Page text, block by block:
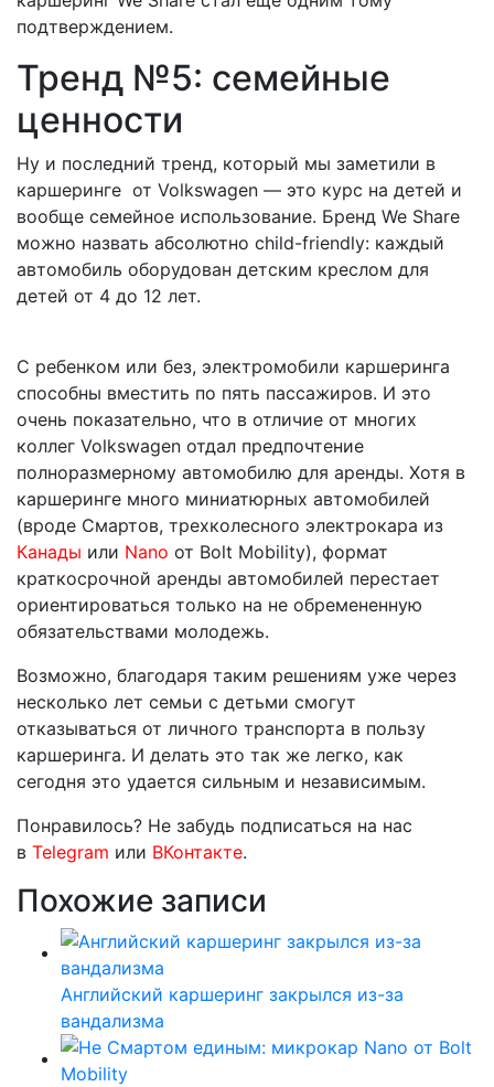
подтверждением.
Тренд №5: семейные
ценности
Ну и последний тренд, который мы заметили в
каршеринге от Volkswagen — это курс на детей и
вообще семейное использование. Бренд We Share
можно назвать абсолютно child-friendly: каждый
автомобиль оборудован детским креслом для
детей от 4 до 12 лет.
С ребенком или без, электромобили каршеринга
способны вместить по пять пассажиров. И это
очень показательно, что в отличие от многих
коллег Volkswagen отдал предпочтение
полноразмерному автомобилю для аренды. Хотя в
каршеринге много миниатюрных автомобилей
(вроде Смартов, трехколесного электрокара из
Канады или Nano от Bolt Mobility), формат
краткосрочной аренды автомобилей перестает
ориентироваться только на не обремененную
обязательствами молодежь.
Возможно, благодаря таким решениям уже через
несколько лет семьи с детьми смогут
отказываться от личного транспорта в пользу
каршеринга. И делать это так же легко, как
сегодня это удается сильным и независимым.
Понравилось? Не забудь подписаться на нас
в Telegram или ВКонтакте.
Похожие записи
Английский каршеринг закрылся из-за
вандализма